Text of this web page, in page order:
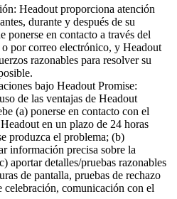
Headout proporciona atención
durante y después de su
ponerse en contacto a través del
por correo electrónico, y Headout
razonables para resolver su
bajo Headout Promise:
de las ventajas de Headout
(a) ponerse en contacto con el
en un plazo de 24 horas
produzca el problema; (b)
información precisa sobre la
aportar detalles/pruebas razonables
de pantalla, pruebas de rechazo
celebración, comunicación con el